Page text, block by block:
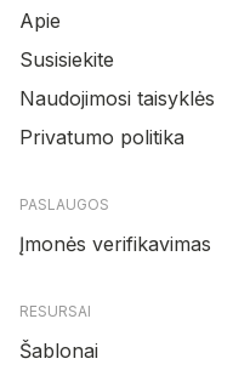
Apie
Susisiekite
Naudojimosi taisyklės
Privatumo politika
PASLAUGOS
Įmonės verifikavimas
RESURSAI
Šablonai